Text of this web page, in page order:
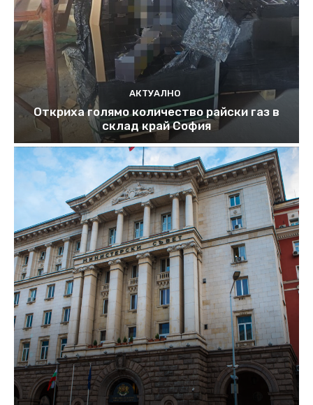
АКТУАЛНО
Откриха голямо количество райски газ в
склад край София